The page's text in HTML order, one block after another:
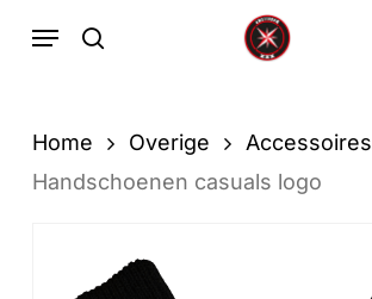
hoofdinhoud
zoekopdracht
Menu
Winkelwagen
Home Overige
Accessoires
Handschoenen casuals logo